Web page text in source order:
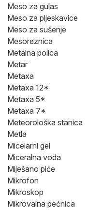
Meso za gulas
Meso za pljeskavice
Meso za sušenje
Mesoreznica
Metalna polica
Metar
Metaxa
Metaxa 12*
Metaxa 5*
Metaxa 7*
Meteorološka stanica
Metla
Micelarni gel
Miceralna voda
Miješano piće
Mikrofon
Mikroskop
Mikrovalna pećnica